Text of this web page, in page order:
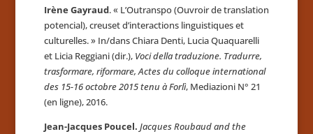
Irène Gayraud. « L’Outranspo (Ouvroir de translation
potencial), creuset d’interactions linguistiques et
culturelles. » In/dans Chiara Denti, Lucia Quaquarelli
et Licia Reggiani (dir.), Voci dellatraduzione. Tradurre,
trasformare, riformare, Actes du colloque international
des 15-16 octobre 2015 tenu à Forlì, Mediazioni N° 21
(en ligne), 2016.
Jean-Jacques Poucel. Jacques Roubaud and the